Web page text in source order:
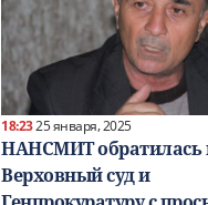
18:2325 января, 2025
НАНСМИТ обратилась
Верховный суд и